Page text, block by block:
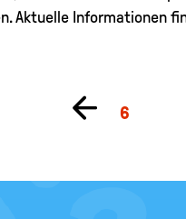
Aktuelle Informationen
Zur
6